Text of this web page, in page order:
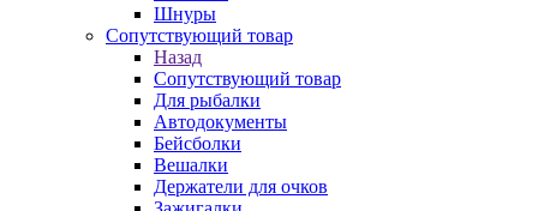
Шнуры
Сопутствующий товар
Назад
Сопутствующий товар
Для рыбалки
Автодокументы
Бейсболки
Вешалки
Держатели для очков